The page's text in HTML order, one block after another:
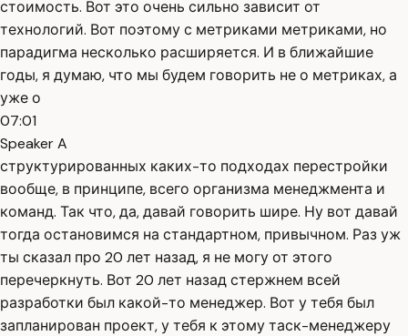
стоимость. Вот это очень сильно зависит от
технологий. Вот поэтому с метриками метриками, но
парадигма несколько расширяется. И в ближайшие
годы, я думаю, что мы будем говорить не о метриках, а
уже о
07:01
Speaker A
структурированных каких-то подходах перестройки
вообще, в принципе, всего организма менеджмента и
команд. Так что, да, давай говорить шире. Ну вот давай
тогда остановимся на стандартном, привычном. Раз уж
ты сказал про 20 лет назад, я не могу от этого
перечеркнуть. Вот 20 лет назад стержнем всей
разработки был какой-то менеджер. Вот у тебя был
запланирован проект, у тебя к этому таск-менеджеру